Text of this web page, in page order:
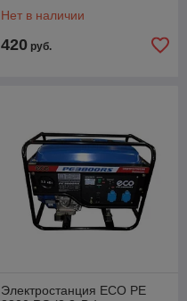
Нет в наличии
420 руб.
Электростанция ECO PE